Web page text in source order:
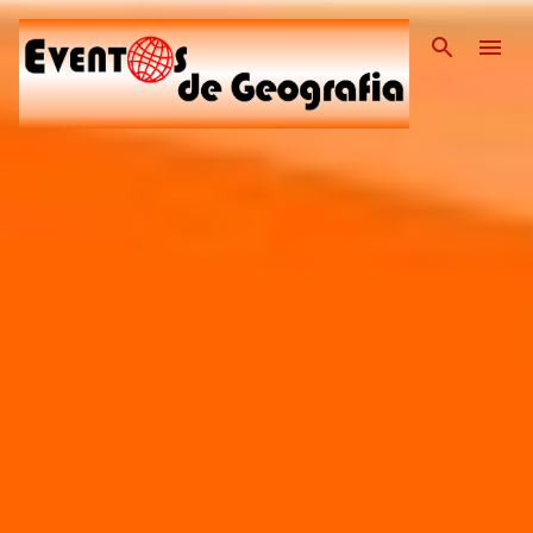
Pular para o conteúdo